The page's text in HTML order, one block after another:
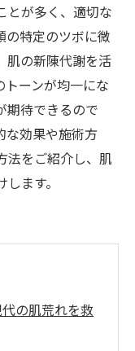
とが多く、適切な
の特定のツボに微
肌の新陳代謝を活
ーンが均一にな
期待できるので
な効果や施術方
法をご紹介し、肌
ます。
の肌荒れを救